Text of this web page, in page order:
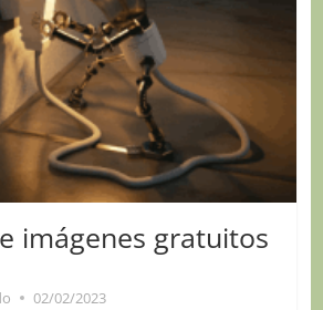
imágenes gratuitos
02/02/2023